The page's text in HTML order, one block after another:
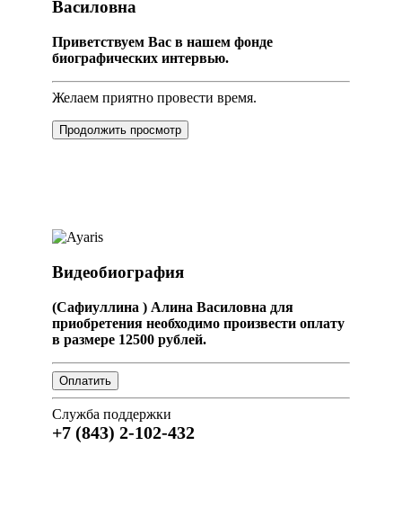
Василовна
Приветствуем Вас в нашем фонде
биографических интервью.
Желаем приятно провести время.
Продолжить просмотр
Видеобиография
(Сафиуллина ) Алина Василовна для
приобретения необходимо произвести оплату
в размере 12500 рублей.
Служба поддержки
+7 (843) 2-102-432